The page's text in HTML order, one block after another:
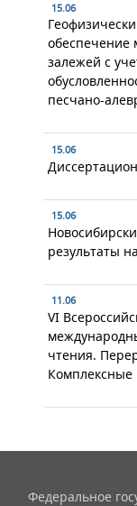
15.06
обеспечение
залежей с
песчано-
15.06
15.06
результаты
11.06
VI
чтения.
Федеральное